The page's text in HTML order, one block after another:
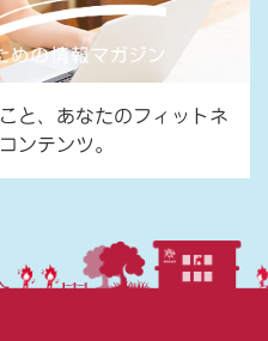
と、あなたのフィットネ
ンテンツ。